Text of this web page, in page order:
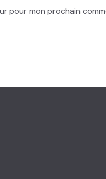
pour mon prochain